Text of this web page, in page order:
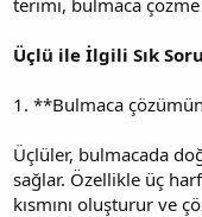
Üçlü ile İlgili Sık
1. **Bulmaca
Üçlüler, bulmacada
sağlar. Özellikle üç
kısmını oluşturur ve